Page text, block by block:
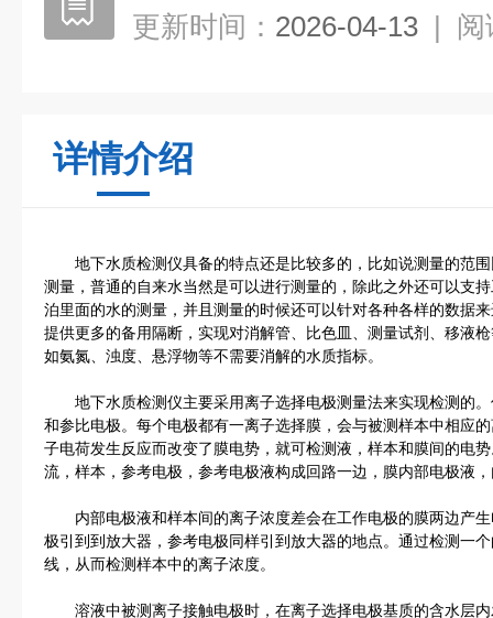
更新时间： 2026-04-13 | 阅
详情介绍
地下水质检测仪具备的特点还是比较多的，比如说测量的范围
测量，普通的自来水当然是可以进行测量的，除此之外还可以支
泊里面的水的测量，并且测量的时候还可以针对各种各样的数据
提供更多的备用隔断，实现对消解管、比色皿、测量试剂、移液
如氨氮、浊度、悬浮物等不需要消解的水质指标。
地下水质检测仪主要采用离子选择电极测量法来实现检测的。
和参比电极。每个电极都有一离子选择膜，会与被测样本中相应
子电荷发生反应而改变了膜电势，就可检测液，样本和膜间的电
流，样本，参考电极，参考电极液构成回路一边，膜内部电极液
内部电极液和样本间的离子浓度差会在工作电极的膜两边产生
极引到到放大器，参考电极同样引到放大器的地点。通过检测一
线，从而检测样本中的离子浓度。
溶液中被测离子接触电极时，在离子选择电极基质的含水层内